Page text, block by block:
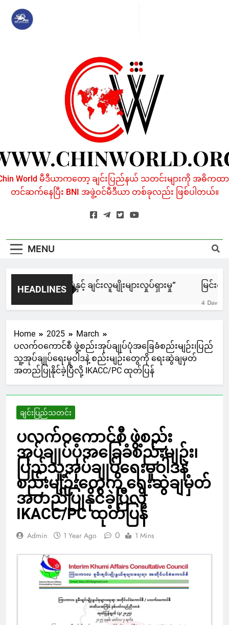
content
World မီဒီယာကတော့ ချင်းပြည်နယ် သတင်းများကို အဓိကထာ
တင်ဆက်နေပြီး BNI အဖွဲ့ဝင်မီဒီယာ တစ်ခုလည်း ဖြစ်ပါတယ်။
MENU
HEADLINES
၈၈၈ အရေးတော်ပုံနှင့် ချင်းလူမျိုးများလှုပ်ရှားမှု”
Ago
မြင်းချ
4 Days Ago
Home 2025
March
ပလက်ဝကောင်စီ ဖွဲ့စည်းအုပ်ချုပ်ပုံအခြေခံစည်းမျဉ်း၊ပြည်
သူ့အုပ်ချုပ်ရေးမူဝါဒနဲ့ စည်းမျဉ်းတွေကို ရေးဆွဲချမှတ်
အတည်ပြုနိုင်ခဲ့ပြီလို့ IKACC/PC ထုတ်ပြန်
ချင်းပြည်သတင်း
ပလက်ဝကောင်စီ ဖွဲ့စည်း
အုပ်ချုပ်ပုံအခြေခံစည်းမျဉ်း၊
ပြည်သူ့အုပ်ချုပ်ရေးမူဝါဒနဲ့
စည်းမျဉ်းတွေကို ရေးဆွဲချမှတ်
အတည်ပြုနိုင်ခဲ့ပြီလို့
IKACC/PC ထုတ်ပြန်
Admin 1 Year Ago 0 1 Mins